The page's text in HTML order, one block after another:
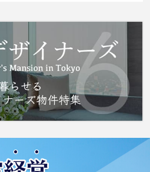
アクセスを重視するなら、秩父鉄道行田市周辺
越しをご検討ください。